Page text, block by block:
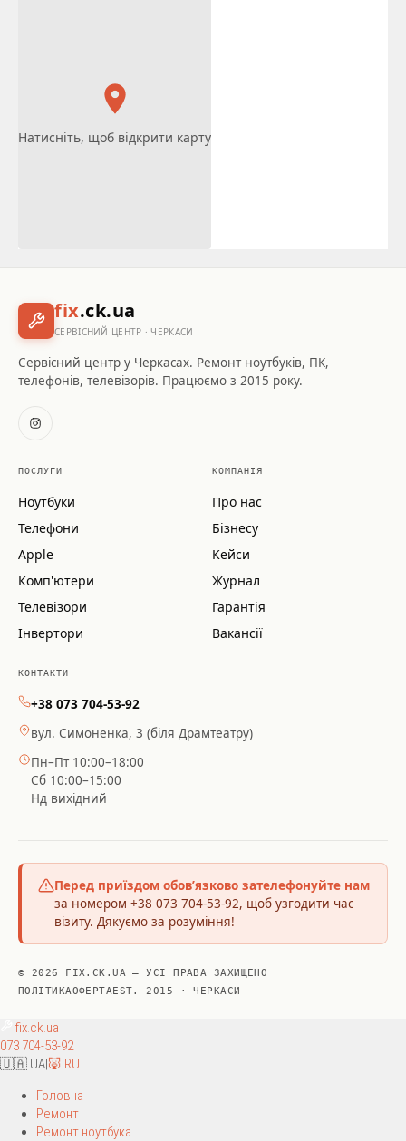
Натисніть, щоб відкрити карту
fix.ck.ua
СЕРВІСНИЙ ЦЕНТР · ЧЕРКАСИ
Сервісний центр у Черкасах. Ремонт ноутбуків, ПК,
телефонів, телевізорів. Працюємо з 2015 року.
ПОСЛУГИ
Ноутбуки
Телефони
Apple
Комп'ютери
Телевізори
Інвертори
КОМПАНІЯ
Про нас
Бізнесу
Кейси
Журнал
Гарантія
Вакансії
КОНТАКТИ
+38 073 704-53-92
вул. Симоненка, 3 (біля Драмтеатру)
Пн–Пт 10:00–18:00
Сб 10:00–15:00
Нд вихідний
Перед приїздом обов’язково зателефонуйте нам
за номером +38 073 704-53-92, щоб узгодити час
візиту. Дякуємо за розуміння!
© 2026 FIX.CK.UA — УСІ ПРАВА ЗАХИЩЕНО
ПОЛІТИКАОФЕРТАEST. 2015 · ЧЕРКАСИ
fix.ck.ua
073 704-53-92
🇺🇦 UA|🐷 RU
Головна
Ремонт
Ремонт ноутбука